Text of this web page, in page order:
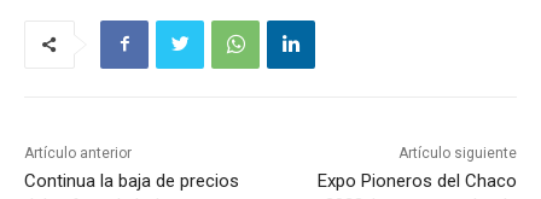
Artículo anterior
Continua la baja de precios
Artículo siguiente
Expo Pioneros del Chaco